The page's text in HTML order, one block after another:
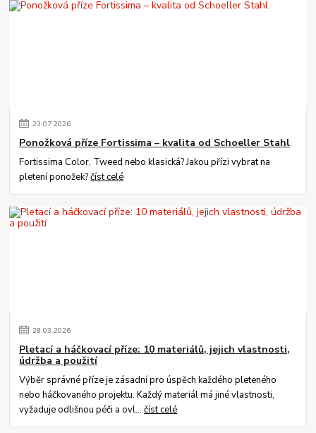
23.07.2026
Ponožková příze Fortissima – kvalita od Schoeller Stahl
Fortissima Color, Tweed nebo klasická? Jakou přízi vybrat na
pletení ponožek?číst celé
28.03.2026
Pletací a háčkovací příze: 10 materiálů, jejich vlastnosti,
údržba a použití
Výběr správné příze je zásadní pro úspěch každého pleteného
nebo háčkovaného projektu. Každý materiál má jiné vlastnosti,
vyžaduje odlišnou péči a ovl...číst celé